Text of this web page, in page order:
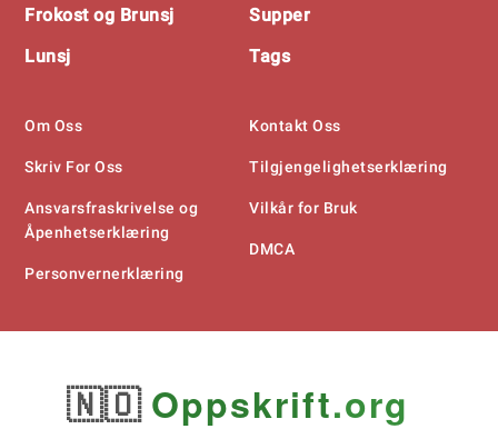
Frokost og Brunsj
Lunsj
Supper
Tags
Om Oss
Skriv For Oss
Ansvarsfraskrivelse og
Åpenhetserklæring
Personvernerklæring
Kontakt Oss
Tilgjengelighetserklæring
Vilkår for Bruk
DMCA
🇳🇴Oppskrift.org